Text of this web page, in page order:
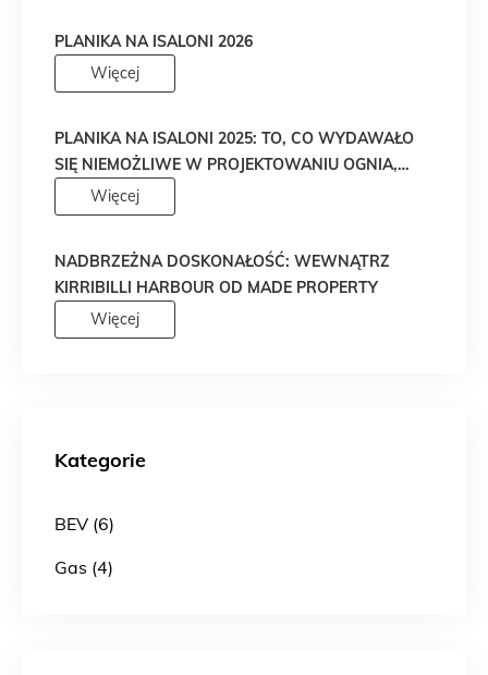
PLANIKA NA ISALONI 2026
Więcej
PLANIKA NA ISALONI 2025: TO, CO WYDAWAŁO
SIĘ NIEMOŻLIWE W PROJEKTOWANIU OGNIA,
WŁAŚNIE STAŁO SIĘ RZECZYWISTOŚCIĄ!
Więcej
NADBRZEŻNA DOSKONAŁOŚĆ: WEWNĄTRZ
KIRRIBILLI HARBOUR OD MADE PROPERTY
Więcej
Kategorie
BEV (6)
Gas (4)